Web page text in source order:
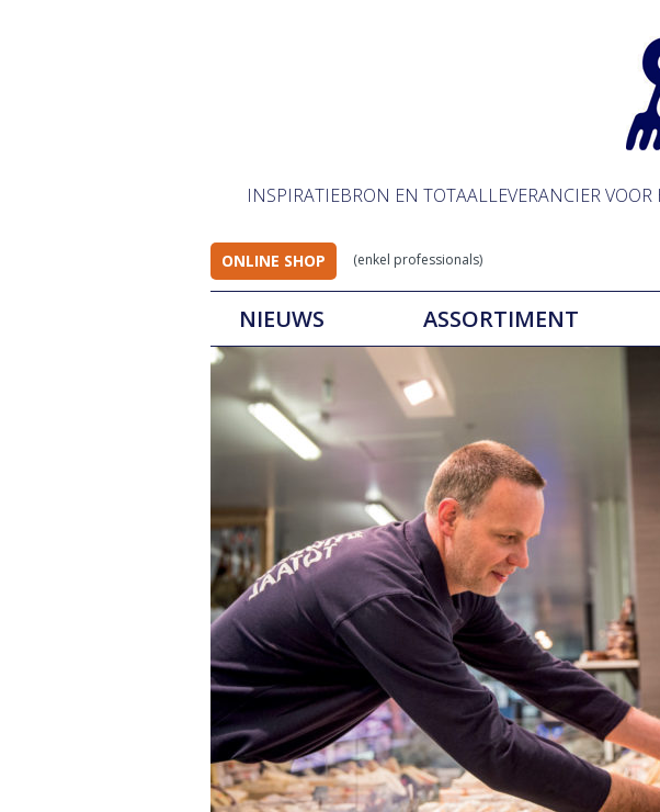
INSPIRATIEBRON EN TOTAALLEVERANCIER
ONLINE SHOP (enkel professionals)
NIEUWS ASSORTIMENT